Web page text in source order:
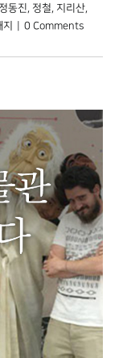
정동진, 정철, 지리산,
0 Comments